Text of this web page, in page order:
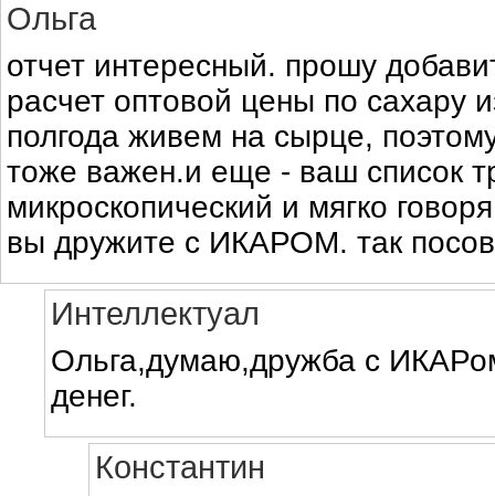
Ольга
отчет интересный. прошу
расчет оптовой цены по сахару
полгода живем на сырце,
тоже важен.и еще - ваш список
микроскопический и мягко
вы дружите с ИКАРОМ. так
Интеллектуал
Ольга,думаю,дружба с
денег.
Константин